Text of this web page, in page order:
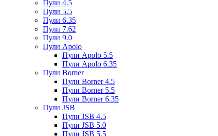
Пули 4.5
Пули 5.5
Пули 6.35
Пули 7.62
Пули 9.0
Пули Apolo
Пули Apolo 5.5
Пули Apolo 6.35
Пули Borner
Пули Borner 4.5
Пули Borner 5.5
Пули Borner 6.35
Пули JSB
Пули JSB 4.5
Пули JSB 5.0
Пули JSB 5.5